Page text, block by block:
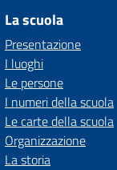
La scuola
Presentazione
I luoghi
Le persone
I numeri della scuola
Le carte della scuola
Organizzazione
La storia